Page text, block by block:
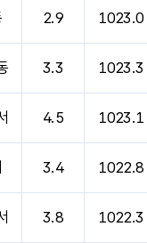
2.9 1023.0
3.3 1023.3
4.5 1023.1
3.4 1022.8
3.8 1022.3